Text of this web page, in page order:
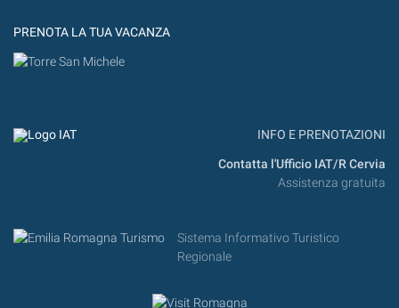
PRENOTA LA TUA VACANZA
INFO E PRENOTAZIONI
Contatta l'Ufficio IAT/R Cervia
Assistenza gratuita
Sistema Informativo Turistico
Regionale